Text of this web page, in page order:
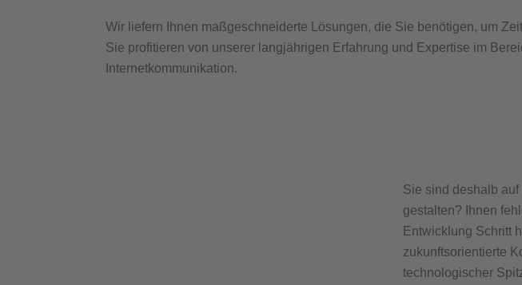
Wir liefern Ihnen maßgeschneiderte Lösungen, die Sie benötigen, um
Sie profitieren von unserer langjährigen Erfahrung und Expertise im
Internetkommunikation.
Sie sind deshalb
gestalten? Ihnen
Entwicklung Schritt
zukunftsorientierte
technologischer